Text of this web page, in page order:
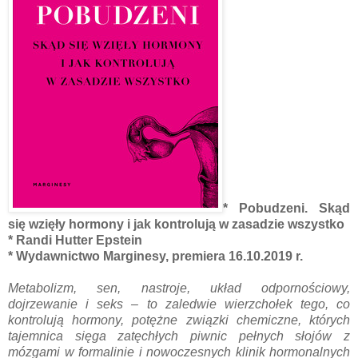
* Pobudzeni. Skąd
się wzięły hormony i jak kontrolują w zasadzie wszystko
* Randi Hutter Epstein
* Wydawnictwo Marginesy, premiera 16.10.2019 r.
Metabolizm, sen, nastroje, układ odpornościowy,
dojrzewanie i seks – to zaledwie wierzchołek tego, co
kontrolują hormony, potężne związki chemiczne, których
tajemnica sięga zatęchłych piwnic pełnych słojów z
mózgami w formalinie i nowoczesnych klinik hormonalnych